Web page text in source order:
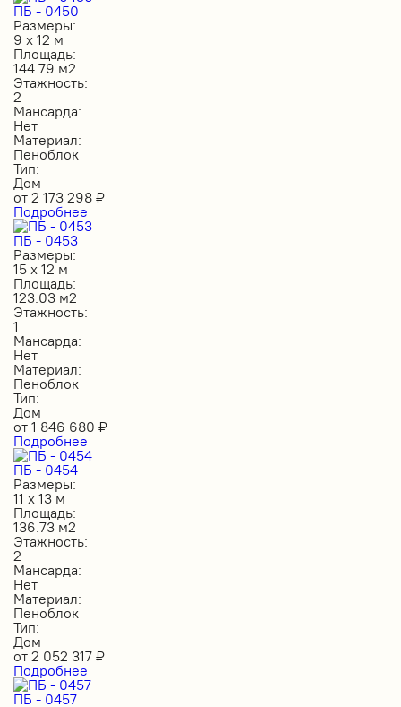
ПБ - 0450
Размеры:
9 х 12 м
Площадь:
144.79 м2
Этажность:
2
Мансарда:
Нет
Материал:
Пеноблок
Тип:
Дом
от 2 173 298 ₽
Подробнее
ПБ - 0453
Размеры:
15 х 12 м
Площадь:
123.03 м2
Этажность:
1
Мансарда:
Нет
Материал:
Пеноблок
Тип:
Дом
от 1 846 680 ₽
Подробнее
ПБ - 0454
Размеры:
11 х 13 м
Площадь:
136.73 м2
Этажность:
2
Мансарда:
Нет
Материал:
Пеноблок
Тип:
Дом
от 2 052 317 ₽
Подробнее
ПБ - 0457